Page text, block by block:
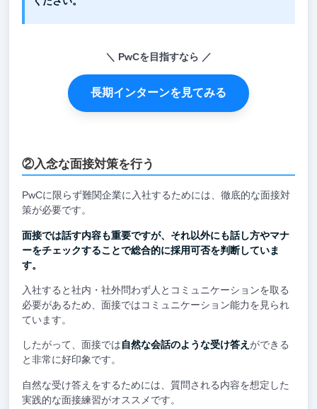
PwCを目指すなら
長期インターンを見てみる
②入念な面接対策を行う
PwCに限らず難関企業に入社するためには、徹底的な面接対
策が必要です。
面接では話す内容も重要ですが、それ以外にも話し方やマナ
ーをチェックすることで総合的に採用可否を判断していま
す。
入社すると社内・社外問わず人とコミュニケーションを取る
必要があるため、面接ではコミュニケーション能力を見られ
ています。
したがって、面接では自然な会話のような受け答え ができる
と非常に好印象です。
自然な受け答えをするためには、質問される内容を想定した
実践的な面接練習がオススメです。